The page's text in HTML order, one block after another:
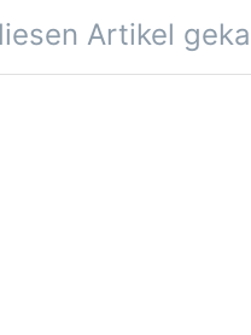
Artikel